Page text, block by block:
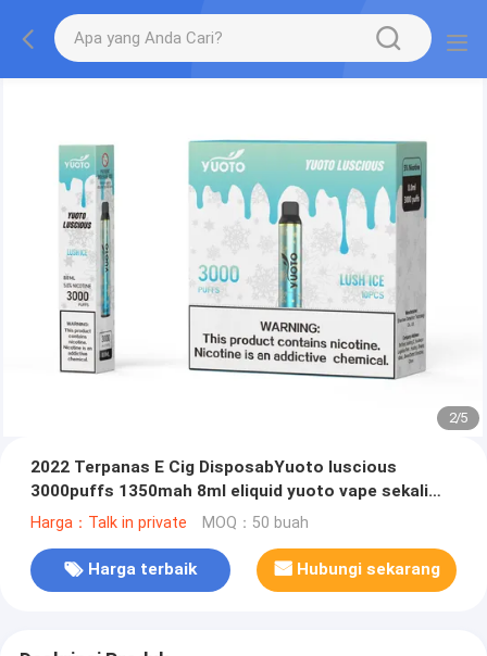
2/5
2022 Terpanas E Cig DisposabYuoto luscious
3000puffs 1350mah 8ml eliquid yuoto vape sekali
pakai yuotovape vape pod
Harga：Talk in private MOQ：50 buah
Harga terbaik Hubungi sekarang